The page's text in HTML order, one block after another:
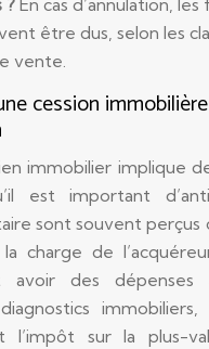
? En cas d’annulation, les
être dus, selon les
vente.
cession
immobilier implique
est important
sont souvent
charge de
avoir des dépenses
immobiliers,
l’impôt sur la plus-